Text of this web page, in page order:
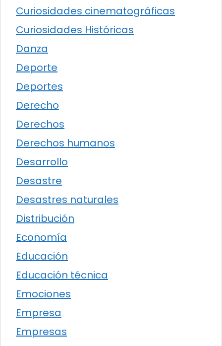
Curiosidades cinematográficas
Curiosidades Históricas
Danza
Deporte
Deportes
Derecho
Derechos
Derechos humanos
Desarrollo
Desastre
Desastres naturales
Distribución
Economía
Educación
Educación técnica
Emociones
Empresa
Empresas